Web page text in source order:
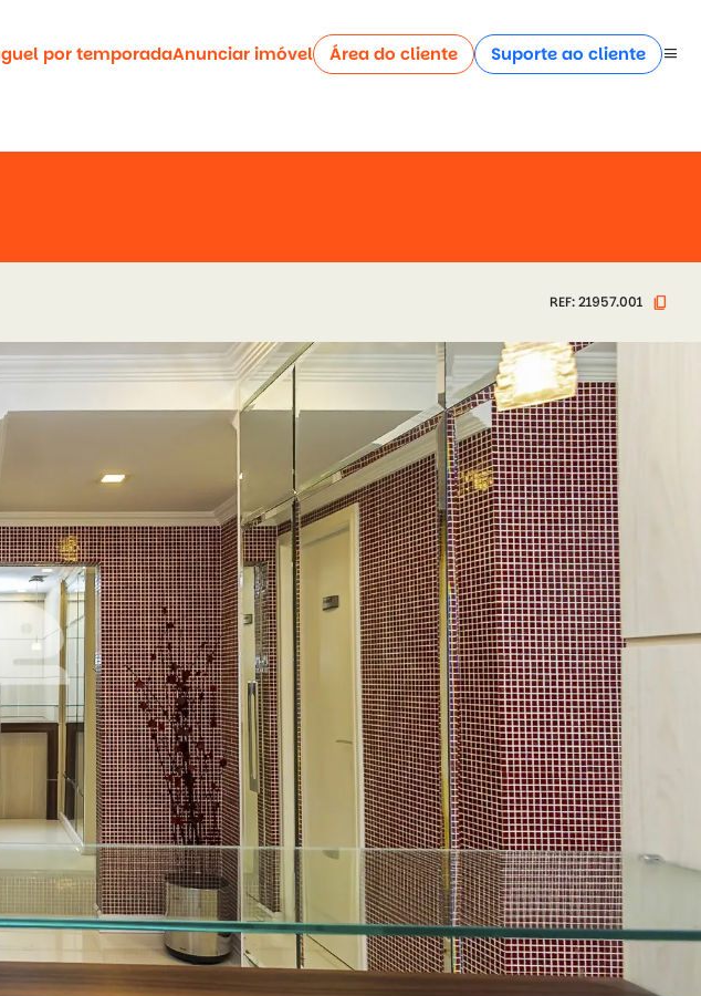
por temporadaAnunciar imóvel Área do cliente Suporte ao cliente menu
REF: 21957.001 content_copy